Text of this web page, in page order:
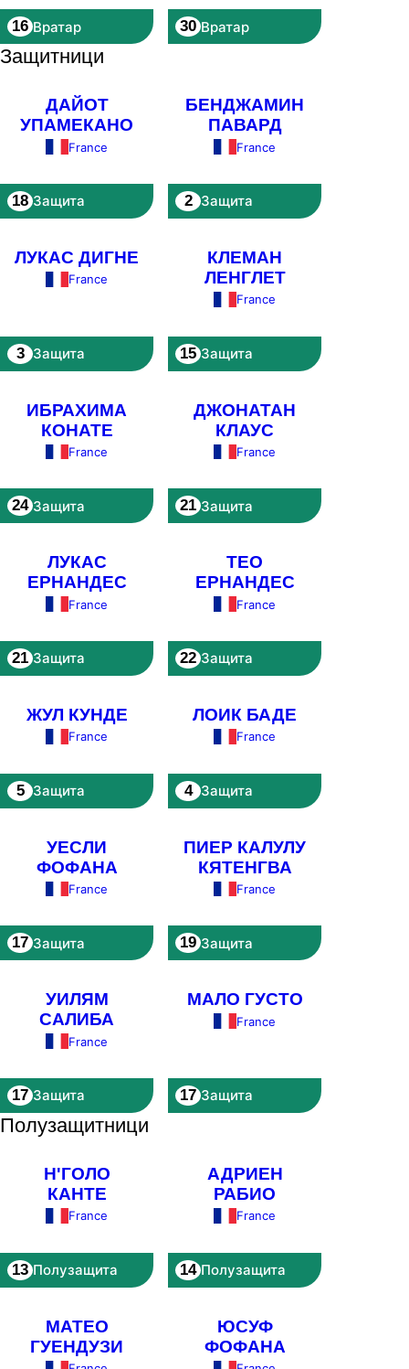
16 Вратар 30 Вратар
Защитници
ДАЙОТ
УПАМЕКАНО
France
18 Защита
БЕНДЖАМИН
ПАВАРД
France
2 Защита
ЛУКАС ДИГНЕ
France
3 Защита
КЛЕМАН
ЛЕНГЛЕТ
France
15 Защита
ИБРАХИМА
КОНАТЕ
France
24 Защита
ДЖОНАТАН
КЛАУС
France
21 Защита
ЛУКАС
ЕРНАНДЕС
France
21 Защита
ТЕО
ЕРНАНДЕС
France
22 Защита
ЖУЛ КУНДЕ
France
5 Защита
ЛОИК БАДЕ
France
4 Защита
УЕСЛИ
ФОФАНА
France
17 Защита
ПИЕР КАЛУЛУ
КЯТЕНГВА
France
19 Защита
УИЛЯМ
САЛИБА
France
17 Защита
МАЛО ГУСТО
France
17 Защита
Полузащитници
Н'ГОЛО
КАНТЕ
France
13 Полузащита
АДРИЕН
РАБИО
France
14 Полузащита
МАТЕО
ГУЕНДУЗИ
ЮСУФ
ФОФАНА